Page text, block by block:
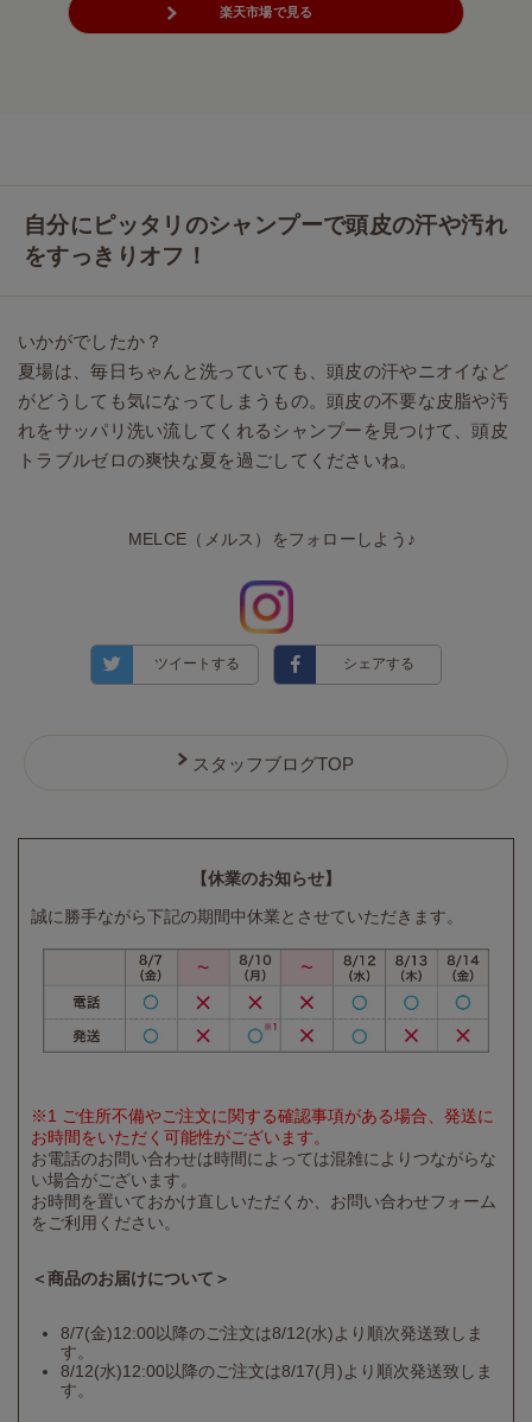
楽天市場で見る
自分にピッタリのシャンプーで頭皮の汗や汚れ
をすっきりオフ！
いかがでしたか？
夏場は、毎日ちゃんと洗っていても、頭皮の汗やニオイなど
がどうしても気になってしまうもの。頭皮の不要な皮脂や汚
れをサッパリ洗い流してくれるシャンプーを見つけて、頭皮
トラブルゼロの爽快な夏を過ごしてくださいね。
MELCE（メルス）をフォローしよう♪
ツイートする シェアする
スタッフブログTOP
【休業のお知らせ】
誠に勝手ながら下記の期間中休業とさせていただきます。
※1 ご住所不備やご注文に関する確認事項がある場合、発送に
お時間をいただく可能性がございます。
お電話のお問い合わせは時間によっては混雑によりつながらな
い場合がございます。
お時間を置いておかけ直しいただくか、お問い合わせフォーム
をご利用ください。
＜商品のお届けについて＞
8/7(金)12:00以降のご注文は8/12(水)より順次発送致しま
す。
8/12(水)12:00以降のご注文は8/17(月)より順次発送致しま
す。